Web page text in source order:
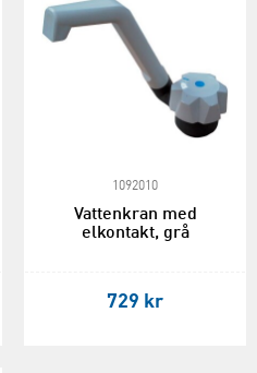
1092010
Vattenkran med
elkontakt, grå
729 kr